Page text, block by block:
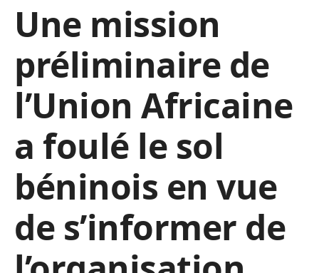
Une mission
préliminaire de
l’Union Africaine
a foulé le sol
béninois en vue
de s’informer de